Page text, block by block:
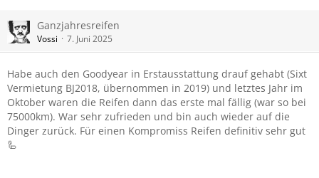
Ganzjahresreifen
Vossi 7. Juni 2025
Habe auch den Goodyear in Erstausstattung drauf gehabt (Sixt
Vermietung BJ2018, übernommen in 2019) und letztes Jahr im
Oktober waren die Reifen dann das erste mal fällig (war so bei
75000km). War sehr zufrieden und bin auch wieder auf die
Dinger zurück. Für einen Kompromiss Reifen definitiv sehr gut
🦾